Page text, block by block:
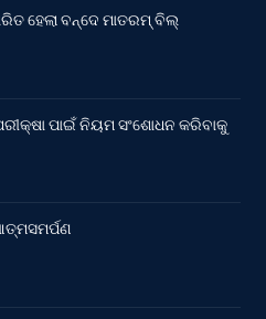
ହେଲା ବନ୍ଦେ ମାତରମ୍‌ ବିଲ୍‌
ପାଇଁ ନିୟମ ସଂଶୋଧନ କରିବାକୁ